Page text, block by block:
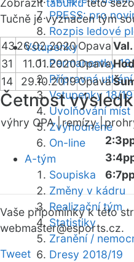
PRESS: pro
Rozpis ledové
Vstupenky
Permanentky
Přípravná utkání
Vstupenky 18/19
Uvolňování míst
Zvýhodněné
On-line
A-tým
Soupiska
Změny v kádru
Realizační tým
Statistiky
Zranění /
Dresy 2018/19
Zobrazittabulkutéto
Tučně je vyznačen tým
4326.02.2020Opava
31
11.01.2020Opava
14
29.10.2019Opava
Četnost
výhry OPA |remízy |
Vaše připomínky k této
webmaster@esports.cz.
Tweet